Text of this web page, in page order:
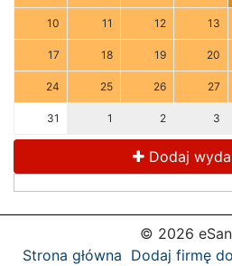
10 11 12 13
17 18 19 20
24 25 26 27
31 1 2 3
Dodaj
© 2026
Strona główna Dodaj firmę